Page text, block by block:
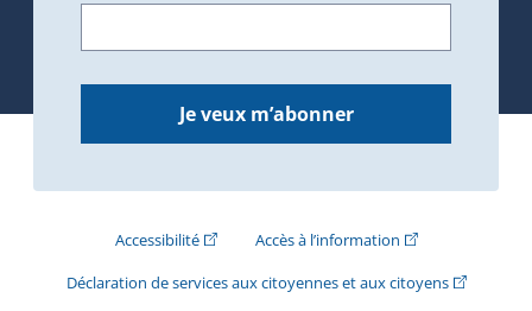
Je veux m’abonner
Accessibilité(Cet hyperlien externe s'ouvrira dans une
Accès à l’information(Cet hyperlien
Déclaration de services aux citoyennes et aux citoyens(Cet